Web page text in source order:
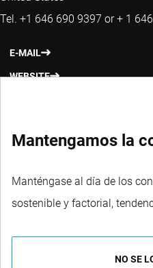
Tel. +1 646 690 9397 or + 1
E-MAIL
WEBSITE
Mantengamos la
Manténgase al día de los
sostenible y factorial,
NO SE